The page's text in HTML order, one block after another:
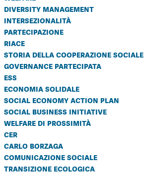
diversity management
intersezionalità
partecipazione
riace
storia della cooperazione sociale
governance partecipata
ess
economia solidale
social economy action plan
social business initiative
welfare di prossimità
cer
carlo borzaga
comunicazione sociale
transizione ecologica